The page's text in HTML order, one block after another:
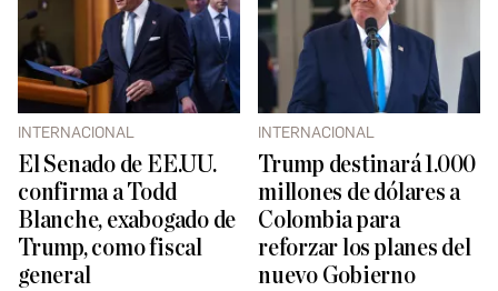
INTERNACIONAL
El Senado de EE.UU.
confirma a Todd
Blanche, exabogado de
Trump, como fiscal
general
INTERNACIONAL
Trump destinará 1.000
millones de dólares a
Colombia para
reforzar los planes del
nuevo Gobierno